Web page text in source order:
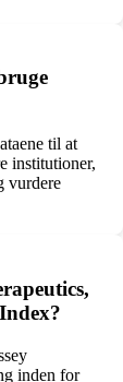
til at
institutioner,
vurdere
inden for